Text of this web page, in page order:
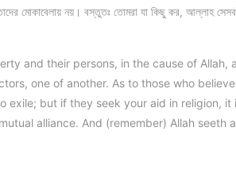
মোকাবেলায় নয়। বস্তুতঃ তোমরা যা কিছু কর, আল্লাহ
and their persons, in the cause of Allah,
one of another. As to those who
exile; but if they seek your aid in religion, it
alliance. And (remember) Allah seeth